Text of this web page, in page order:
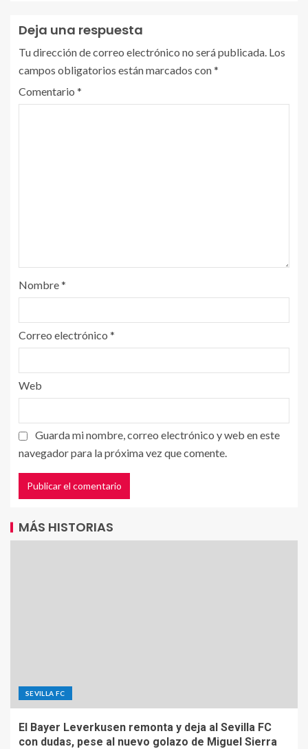
Deja una respuesta
Tu dirección de correo electrónico no será publicada. Los
campos obligatorios están marcados con*
Comentario *
Nombre*
Correo electrónico *
Web
Guarda mi nombre, correo electrónico y web en este
navegador para la próxima vez que comente.
MÁS HISTORIAS
SEVILLA FC
El Bayer Leverkusen remonta y deja al Sevilla FC
con dudas, pese al nuevo golazo de Miguel Sierra